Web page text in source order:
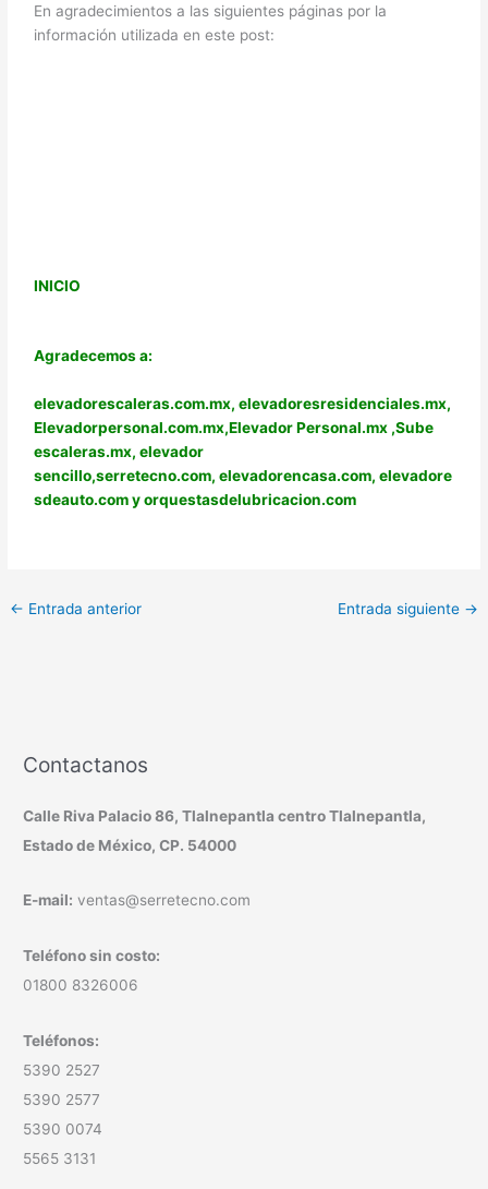
En agradecimientos a las siguientes páginas por la
información utilizada en este post:
INICIO
Agradecemos a:
elevadorescaleras.com.mx,elevadoresresidenciales.mx,
Elevadorpersonal.com.mx,Elevador Personal.mx ,Sube
escaleras.mx,elevador
sencillo,serretecno.com, elevadorencasa.com, elevadore
sdeauto.comyorquestasdelubricacion.com
← Entrada anterior Entrada siguiente →
Contactanos
Calle Riva Palacio 86, Tlalnepantla centro Tlalnepantla,
Estado de México, CP. 54000
E-mail: ventas@serretecno.com
Teléfono sin costo:
01800 8326006
Teléfonos:
5390 2527
5390 2577
5390 0074
5565 3131